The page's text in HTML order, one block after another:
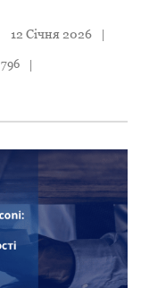
12 Січня 2026 |
796
|